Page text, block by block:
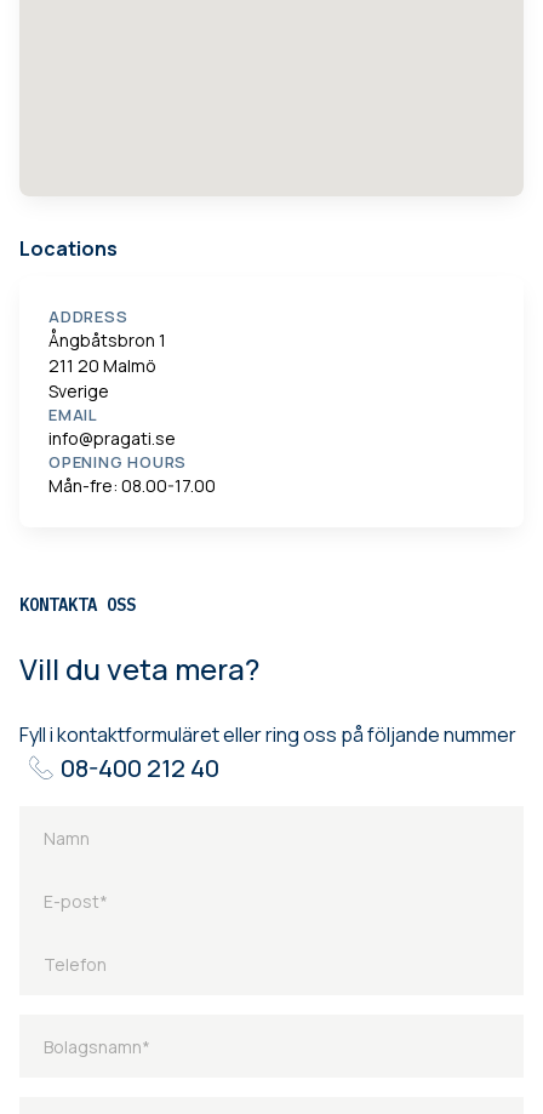
Locations
ADDRESS
Ångbåtsbron 1
211 20 Malmö
Sverige
EMAIL
info@pragati.se
OPENING HOURS
Mån-fre: 08.00-17.00
KONTAKTA OSS
Vill du veta mera?
Fyll i kontaktformuläret eller ring oss på följande nummer
08-400 212 40